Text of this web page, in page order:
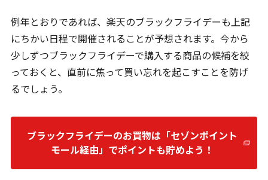
例年とおりであれば、楽天のブラックフライデーも上記
にちかい日程で開催されることが予想されます。今から
少しずつブラックフライデーで購入する商品の候補を絞
っておくと、直前に焦って買い忘れを起こすことを防げ
るでしょう。
ブラックフライデーのお買物は「セゾンポイント
モール経由」でポイントも貯めよう！